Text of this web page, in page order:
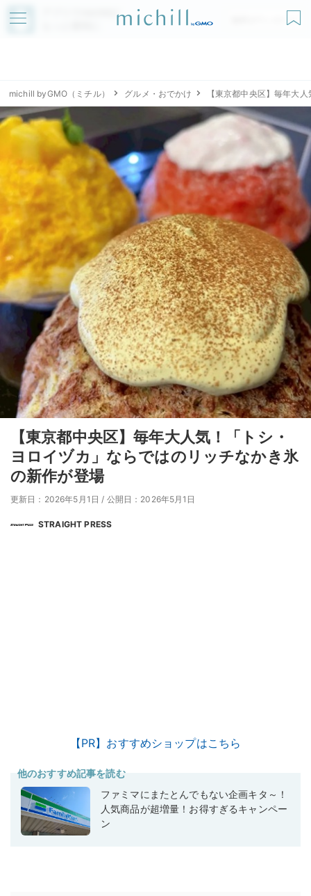
アプリでmichillが
無料ダウンロード
michill byGMO（ミチル） グルメ・おでかけ 【東京都中央区】毎年大
【東京都中央区】毎年大人気！「トシ・
ヨロイヅカ」ならではのリッチなかき氷
の新作が登場
更新日：2026年5月1日 / 公開日：2026年5月1日
STRAIGHT PRESS
【PR】おすすめショップはこちら
他のおすすめ記事を読む
ファミマにまたとんでもない企画キタ～！
人気商品が超増量！お得すぎるキャンペー
ン